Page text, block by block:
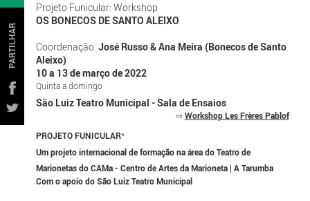
PARTILHAR
Projeto Funicular: Workshop
OS BONECOS DE SANTO ALEIXO
Coordenação: José Russo & Ana Meira (Bonecos de Santo
Aleixo)
10 a 13 de março de 2022
Quinta a domingo
São Luiz Teatro Municipal - Sala de Ensaios
⇨Workshop Les Frères Pablof
PROJETO FUNICULAR*
Um projeto internacional de formação na área do Teatro de
Marionetas do CAMa - Centro de Artes da Marioneta | A Tarumba
Com o apoio do São Luiz Teatro Municipal